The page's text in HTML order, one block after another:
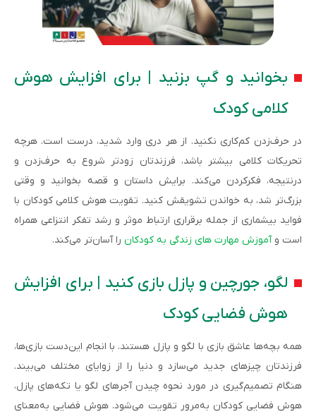
بخوانید و گپ بزنید | برای افزایش هوش
کلامی کودک
در حرف‌زدن کم‌کاری نکنید. از هر دری وارد شدید، درست است. هرچه
تحریکات کلامی بیشتر باشد، فرزندتان زودتر شروع به حرف‌زدن و
درنتیجه، فکر‌کردن می‌کند. برایش داستان و قصه بخوانید و وقتی
بزرگ‌تر شد، به خواندن تشویقش کنید. تقویت هوش کلامی کودکان با
فواید بیشماری از جمله برقراری ارتباط موثر و رشد تفکر انتزاعی همراه
است وآموزش مهارت های زندگی به کودکان را آسان‌تر می‌کند.
لگو، جورچین و پازل بازی کنید | برای افزایش
هوش فضایی کودک
همه بچه‌ها عاشق بازی با لگو و پازل هستند. با انجام این‌دست بازی‌ها،
فرزندتان چیزهای جدید می‌سازد و دنیا را از زوایای مختلف می‌بیند.
هنگام تصمیم‌گیری در مورد نحوه چیدن آجرهای لگو یا تکه‌های پازل،
هوش فضایی کودکان به‌مرور تقویت می‌شود. هوش فضایی به‌معنای